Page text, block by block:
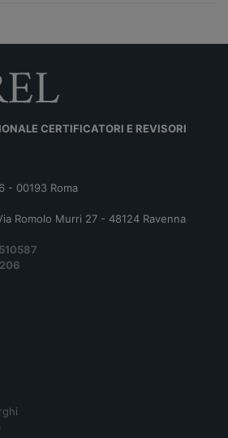
CERTIFICATORI E REVISORI
- 00193 Roma
Romolo Murri 27 - 48124 Ravenna